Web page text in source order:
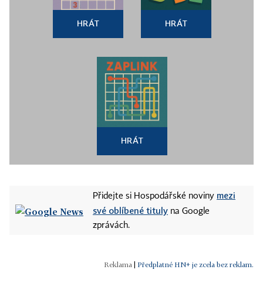
HRÁT HRÁT
HRÁT
Přidejte si Hospodářské noviny mezi
své oblíbené tituly na Google
zprávách.
Předplatné HN+ je zcela bez reklam.